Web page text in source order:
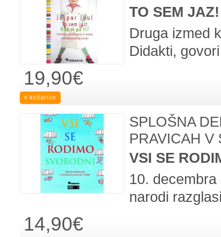
TO SEM
Druga izmed
Didakti,
19,90€
SPLOŠNA
PRAVICAH V
VSI SE
10.
narodi
14,90€